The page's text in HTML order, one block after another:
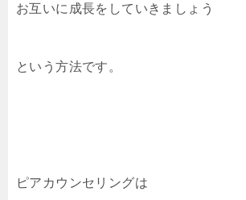
お互いに成長をしていきましょう
という方法です。
ピアカウンセリングは